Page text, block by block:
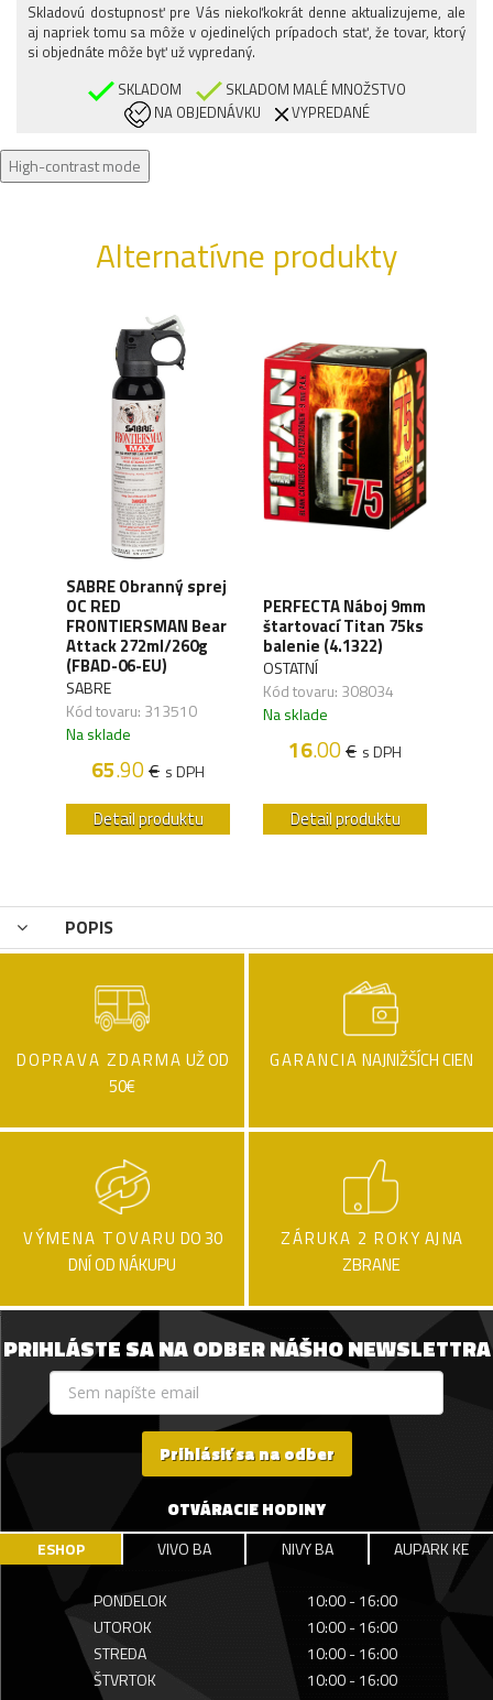
Skladovú dostupnosť pre Vás niekoľkokrát denne aktualizujeme, ale
aj napriek tomu sa môže v ojedinelých prípadoch stať, že tovar, ktorý
si objednáte môže byť už vypredaný.
SKLADOM
SKLADOM MALÉ MNOŽSTVO
NA OBJEDNÁVKU
VYPREDANÉ
High-contrast mode
Alternatívne produkty
SABRE Obranný sprej
OC RED
FRONTIERSMAN Bear
Attack 272ml/260g
(FBAD-06-EU)
SABRE
Kód tovaru: 313510
Na sklade
65.90€ s DPH
Detail produktu
PERFECTA Náboj 9mm
štartovací Titan 75ks
balenie (4.1322)
OSTATNÍ
Kód tovaru: 308034
Na sklade
16.00€ s DPH
Detail produktu
POPIS
DOPRAVA ZDARMA UŽ OD
50€
GARANCIA NAJNIŽŠÍCH CIEN
VÝMENA TOVARU DO 30
DNÍ OD NÁKUPU
ZÁRUKA 2 ROKY AJ NA
ZBRANE
PRIHLÁSTE SA NA ODBER NÁŠHO NEWSLETTRA
Prihlásiť sa na odber
OTVÁRACIE HODINY
ESHOP VIVO BA NIVY BA AUPARK KE
PONDELOK
10:00 - 16:00
UTOROK
10:00 - 16:00
STREDA
10:00 - 16:00
ŠTVRTOK
10:00 - 16:00